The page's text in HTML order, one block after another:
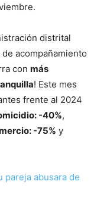
distrital
acompañamiento
con más
! Este mes
frente al 2024
-40%,
-75% y
pareja abusara de